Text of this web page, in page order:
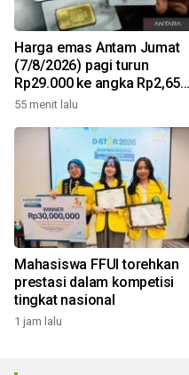
Harga emas Antam Jumat
(7/8/2026) pagi turun
Rp29.000 ke angka Rp2,650
juta/gr
55 menit lalu
Mahasiswa FFUI torehkan
prestasi dalam kompetisi
tingkat nasional
1 jam lalu